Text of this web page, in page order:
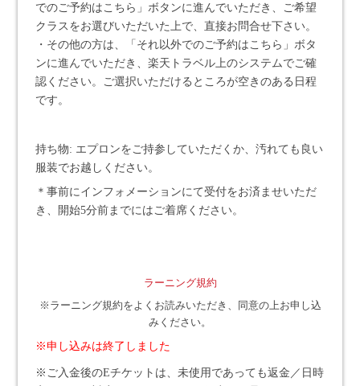
でのご予約はこちら」ボタンに進んでいただき、ご希望
クラスをお選びいただいた上で、直接お問合せ下さい。
・その他の方は、「それ以外でのご予約はこちら」ボタ
ンに進んでいただき、楽天トラベル上のシステムでご確
認ください。ご選択いただけるところが空きのある日程
です。
持ち物: エプロンをご持参していただくか、汚れても良い
服装でお越しください。
＊事前にインフォメーションにて受付をお済ませいただ
き、開始5分前までにはご着席ください。
ラーニング規約
※ラーニング規約をよくお読みいただき、同意の上お申し込
みください。
※申し込みは終了しました
※ご入金後のEチケットは、未使用であっても返金／日時